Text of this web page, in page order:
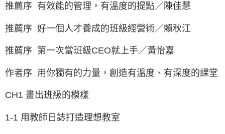
推薦序 有效能的管理，有溫度的提點／陳佳慧
推薦序 好一個人才養成的班級經營術／賴秋江
推薦序 第一次當班級CEO就上手／黃怡嘉
作者序 用你獨有的力量，創造有溫度、有深度的課堂
CH1 畫出班級的模樣
1-1 用教師日誌打造理想教室